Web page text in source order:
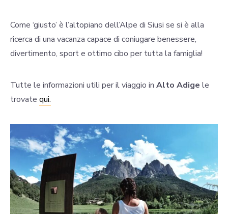
Come ‘giusto’ è l’altopiano dell’Alpe di Siusi se si è alla
ricerca di una vacanza capace di coniugare benessere,
divertimento, sport e ottimo cibo per tutta la famiglia!
Tutte le informazioni utili per il viaggio in Alto Adige le
trovate qui.